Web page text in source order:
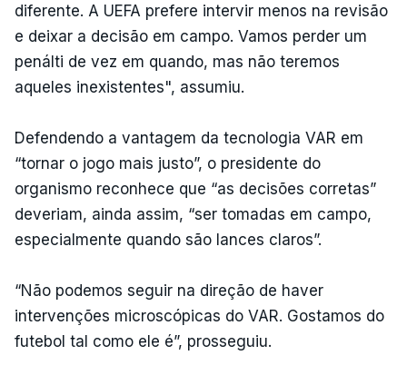
diferente. A UEFA prefere intervir menos na revisão
e deixar a decisão em campo. Vamos perder um
penálti de vez em quando, mas não teremos
aqueles inexistentes", assumiu.
Defendendo a vantagem da tecnologia VAR em
“tornar o jogo mais justo”, o presidente do
organismo reconhece que “as decisões corretas”
deveriam, ainda assim, “ser tomadas em campo,
especialmente quando são lances claros”.
“Não podemos seguir na direção de haver
intervenções microscópicas do VAR. Gostamos do
futebol tal como ele é”, prosseguiu.